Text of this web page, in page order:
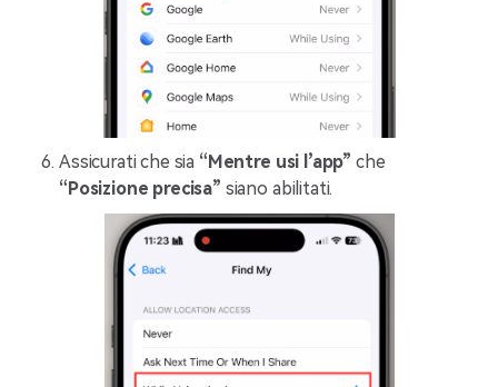
Assicurati che sia “Mentre usi l’app” che
“Posizione precisa” siano abilitati.